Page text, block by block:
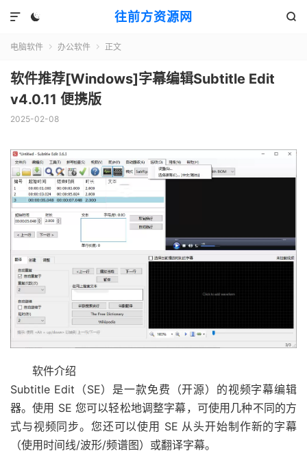
往前方资源网
 

电脑软件  办公软件  正文
软件推荐[Windows]字幕编辑Subtitle Edit
v4.0.11 便携版
2025-02-08
软件介绍
Subtitle Edit（SE）是一款免费（开源）的视频字幕编辑
器。使用 SE 您可以轻松地调整字幕，可使用几种不同的方
式与视频同步。您还可以使用 SE 从头开始制作新的字幕
（使用时间线/波形/频谱图）或翻译字幕。